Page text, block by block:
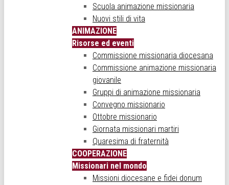
Scuola animazione missionaria
Nuovi stili di vita
ANIMAZIONE
Risorse ed eventi
Commissione missionaria diocesana
Commissione animazione missionaria
giovanile
Gruppi di animazione missionaria
Convegno missionario
Ottobre missionario
Giornata missionari martiri
Quaresima di fraternità
COOPERAZIONE
Missionari nel mondo
Missioni diocesane e fidei donum